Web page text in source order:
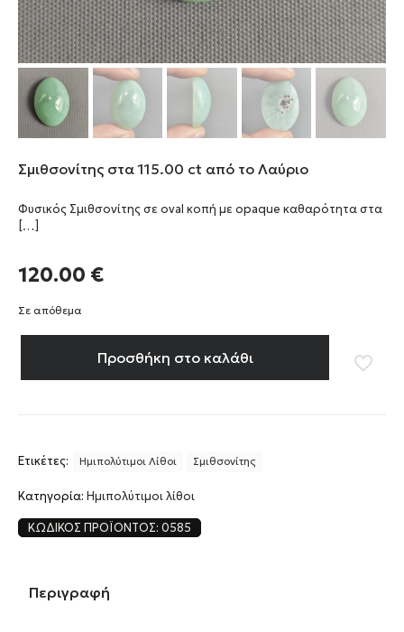
Σμιθσονίτης στα 115.00 ct από το Λαύριο
Φυσικός Σμιθσονίτης σε oval κοπή με opaque καθαρότητα στα
[…]
120.00 €
Σε απόθεμα
Προσθήκη στο καλάθι
Ετικέτες: Ημιπολύτιμοι Λίθοι Σμιθσονίτης
Κατηγορία: Ημιπολύτιμοι λίθοι
ΚΩΔΙΚΌΣ ΠΡΟΪΌΝΤΟΣ: 0585
Περιγραφή